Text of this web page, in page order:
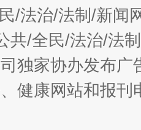
/法治/法制/新闻
共/全民/法治/法
司独家协办发布
健康网站和报